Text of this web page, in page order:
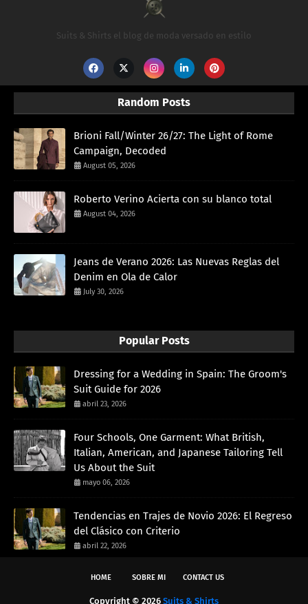
Suits & Shirts el blog de moda versado en estilo
Random Posts
Brioni Fall/Winter 26/27: The Light of Rome
Campaign, Decoded
August 05, 2026
Roberto Verino Acierta con su blanco total
August 04, 2026
Jeans de Verano 2026: Las Nuevas Reglas del
Denim en Ola de Calor
July 30, 2026
Popular Posts
Dressing for a Wedding in Spain: The Groom's
Suit Guide for 2026
abril 23, 2026
Four Schools, One Garment: What British,
Italian, American, and Japanese Tailoring Tell
Us About the Suit
mayo 06, 2026
Tendencias en Trajes de Novio 2026: El Regreso
del Clásico con Criterio
abril 22, 2026
HOME SOBRE MI CONTACT US
Copyright © 2026 Suits & Shirts